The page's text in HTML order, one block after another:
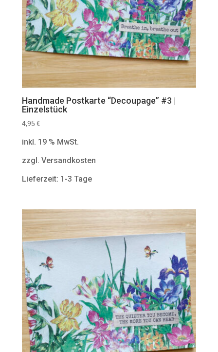
Handmade Postkarte “Decoupage” #3 |
Einzelstück
4,95 €
inkl. 19 % MwSt.
zzgl. Versandkosten
Lieferzeit: 1-3 Tage